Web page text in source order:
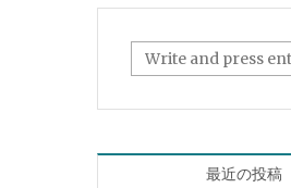
最近の投稿